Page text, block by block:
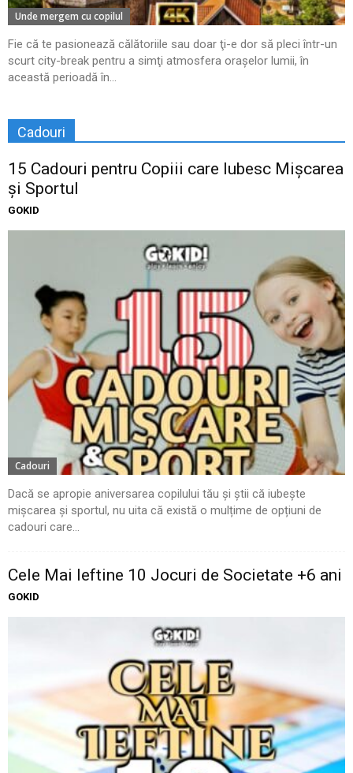
Unde mergem cu copilul
Fie că te pasionează călătoriile sau doar ţi-e dor să pleci într-un
scurt city-break pentru a simţi atmosfera oraşelor lumii, în
această perioadă în...
Cadouri
15 Cadouri pentru Copiii care Iubesc Mișcarea
și Sportul
GOKID
Cadouri
Dacă se apropie aniversarea copilului tău și știi că iubește
mișcarea și sportul, nu uita că există o mulțime de opțiuni de
cadouri care...
Cele Mai Ieftine 10 Jocuri de Societate +6 ani
GOKID